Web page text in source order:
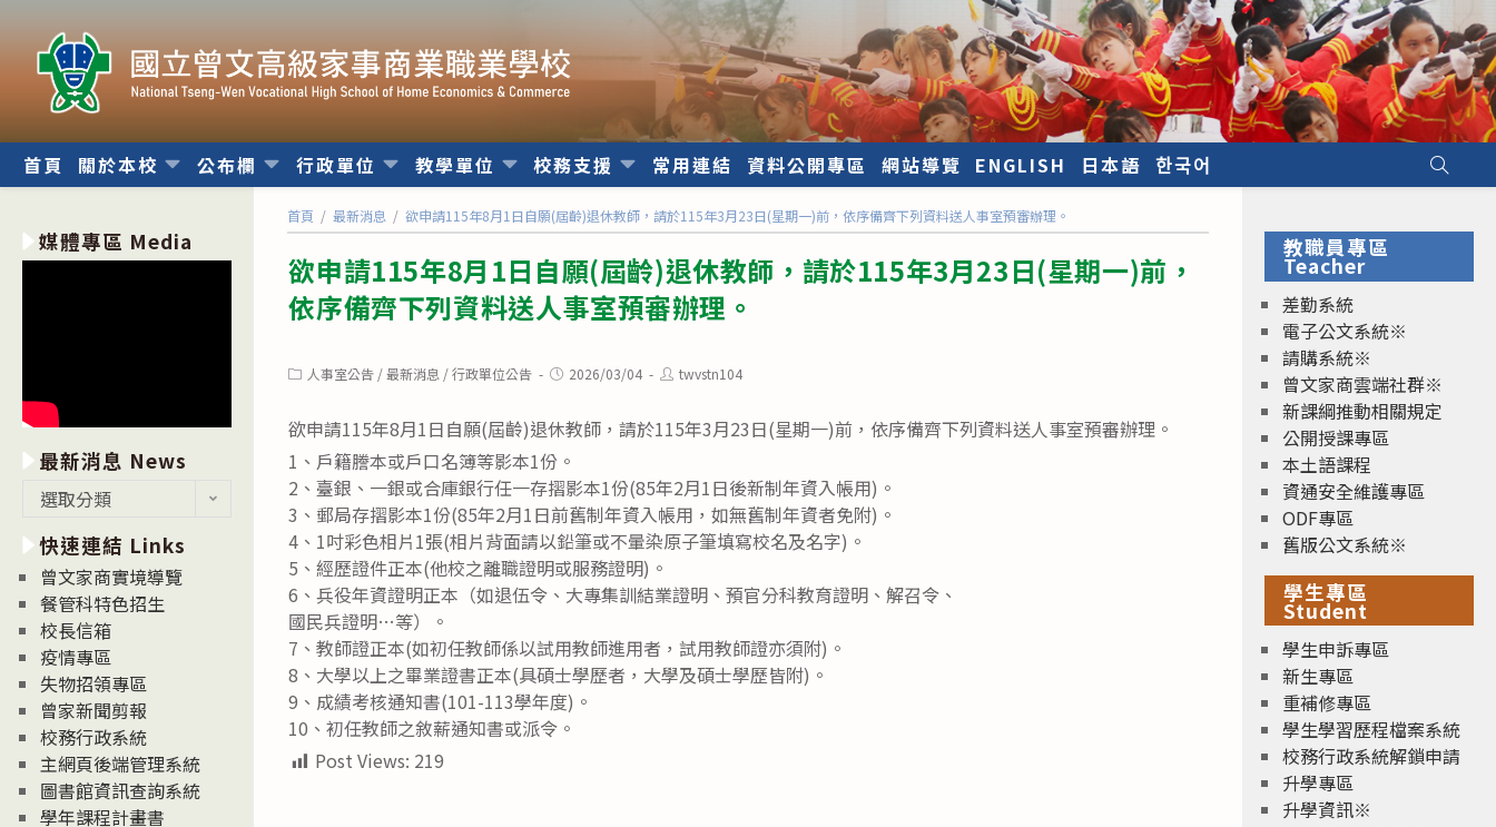
內
首頁 關於本校 公布欄 行政單位 教學單位 校務支援 常用連結 資料公開專區 網站導覽 ENGLISH 日本語 한국어
首頁 / 最新消息 / 欲申請115年8月1日自願(屆齡)退休教師，請於115年3月23日(星期一)前，依序備齊下列資料送人事室預審辦理。
欲申請115年8月1日自願(屆齡)退休教師，請於115年3月23日(星期一)前，
依序備齊下列資料送人事室預審辦理。
Post人事室公告 / 最新消息 / 行政單位公告
Post2026/03/04
Posttwvstn104
欲申請115年8月1日自願(屆齡)退休教師，請於115年3月23日(星期一)前，依序備齊下列資料送人事室預審辦理。
1、戶籍謄本或戶口名簿等影本1份。
2、臺銀、一銀或合庫銀行任一存摺影本1份(85年2月1日後新制年資入帳用)。
3、郵局存摺影本1份(85年2月1日前舊制年資入帳用，如無舊制年資者免附)。
4、1吋彩色相片1張(相片背面請以鉛筆或不暈染原子筆填寫校名及名字)。
5、經歷證件正本(他校之離職證明或服務證明)。
6、兵役年資證明正本（如退伍令、大專集訓結業證明、預官分科教育證明、解召令、
國民兵證明…等）。
7、教師證正本(如初任教師係以試用教師進用者，試用教師證亦須附)。
8、大學以上之畢業證書正本(具碩士學歷者，大學及碩士學歷皆附)。
9、成績考核通知書(101-113學年度)。
10、初任教師之敘薪通知書或派令。
Post Views: 219
媒體專區 Media
最新消息 News
消
息
News
選取分類
快速連結 Links
曾文家商實境導覽
餐管科特色招生
校長信箱
疫情專區
失物招領專區
曾家新聞剪報
校務行政系統
主網頁後端管理系統
圖書館資訊查詢系統
學年課程計畫書
教職員專區
Teacher
差勤系統
電子公文系統※
請購系統※
曾文家商雲端社群※
新課綱推動相關規定
公開授課專區
本土語課程
資通安全維護專區
ODF專區
舊版公文系統※
學生專區
Student
學生申訴專區
新生專區
重補修專區
學生學習歷程檔案系統
校務行政系統解鎖申請
升學專區
升學資訊※